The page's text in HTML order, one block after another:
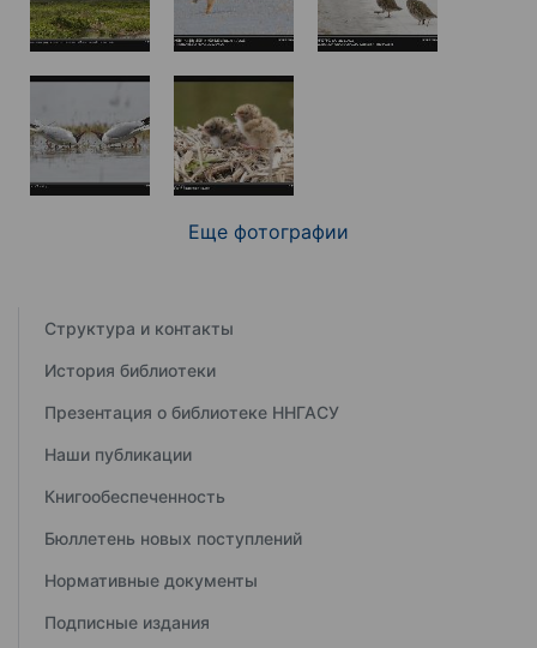
Еще фотографии
Структура и контакты
История библиотеки
Презентация о библиотеке ННГАСУ
Наши публикации
Книгообеспеченность
Бюллетень новых поступлений
Нормативные документы
Подписные издания